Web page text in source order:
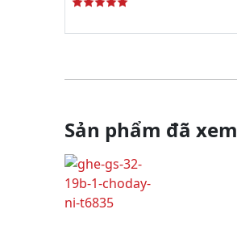
Sản phẩm đã xem